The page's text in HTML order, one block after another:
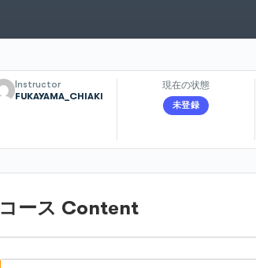
Instructor
FUKAYAMA_CHIAKI
現在の状態
未登録
コース Content